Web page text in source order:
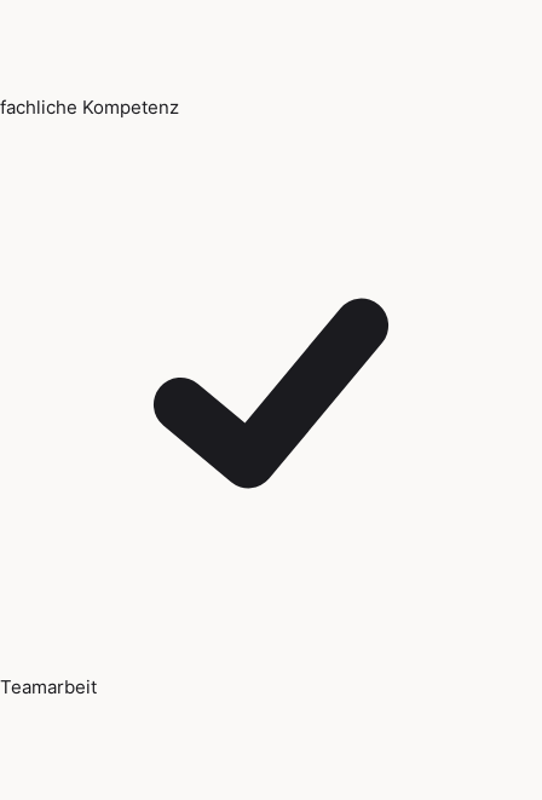
fachliche Kompetenz
Teamarbeit